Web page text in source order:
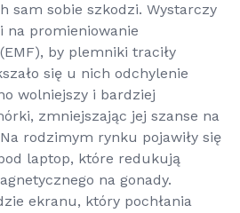
sam sobie szkodzi. Wystarczy
na promieniowanie
by plemniki traciły
się u nich odchylenie
wolniejszy i bardziej
zmniejszając jej szanse na
rodzimym rynku pojawiły się
laptop, które redukują
na gonady.
ekranu, który pochłania